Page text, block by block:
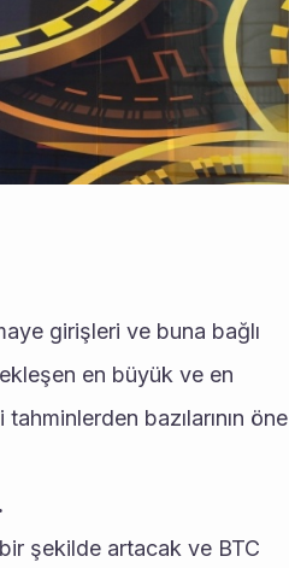
girişleri ve buna bağlı
en büyük ve en
bazılarının öne
şekilde artacak ve BTC